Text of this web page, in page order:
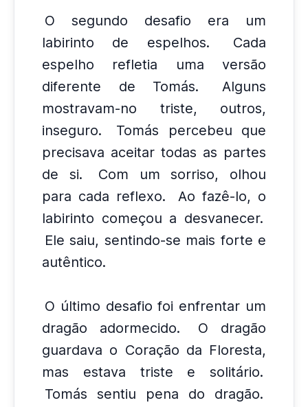
O segundo desafio era um
labirinto de espelhos.
Cada
espelho refletia uma versão
diferente de Tomás.
Alguns
mostravam-no triste, outros,
inseguro.
Tomás percebeu que
precisava aceitar todas as partes
de si.
Com um sorriso, olhou
para cada reflexo.
Ao fazê-lo, o
labirinto começou a desvanecer.
Ele saiu, sentindo-se mais forte e
autêntico.
O último desafio foi enfrentar um
dragão adormecido.
O dragão
guardava o Coração da Floresta,
mas estava triste e solitário.
Tomás sentiu pena do dragão.